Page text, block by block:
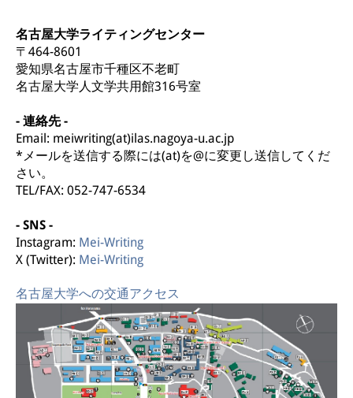
名古屋大学ライティングセンター
〒464-8601
愛知県名古屋市千種区不老町
名古屋大学人文学共用館316号室
- 連絡先 -
Email: meiwriting(at)ilas.nagoya-u.ac.jp
*メールを送信する際には(at)を@に変更し送信してくだ
さい。
TEL/FAX: 052-747-6534
- SNS -
Instagram: Mei-Writing
X (Twitter): Mei-Writing
名古屋大学への交通アクセス